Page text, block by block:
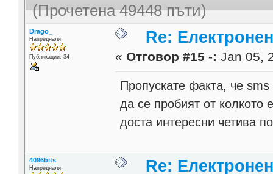
(Прочетена 49448 пъти)
Drago_
Напреднали
Публикации: 34
Re:
« Отговор #15 -: Jan 05,
Пропускате факта, че
да се пробият от колкото
доста интересни четива
4096bits
Напреднали Re: